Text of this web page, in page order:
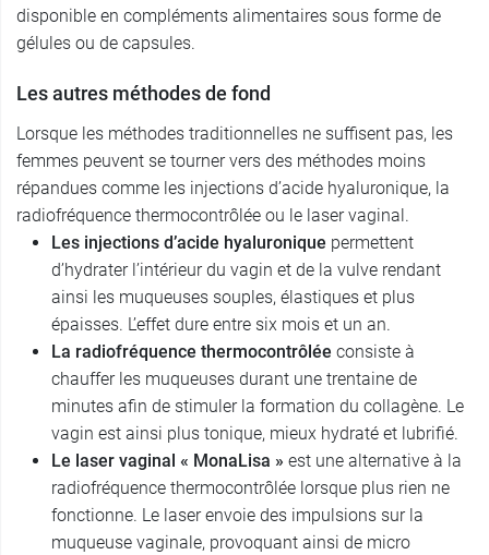
disponible en compléments alimentaires sous forme de
gélules ou de capsules.
Les autres méthodes de fond
Lorsque les méthodes traditionnelles ne suffisent pas, les
femmes peuvent se tourner vers des méthodes moins
répandues comme les injections d’acide hyaluronique, la
radiofréquence thermocontrôlée ou le laser vaginal.
Les injections d’acide hyaluronique permettent
d’hydrater l’intérieur du vagin et de la vulve rendant
ainsi les muqueuses souples, élastiques et plus
épaisses. L’effet dure entre six mois et un an.
La radiofréquence thermocontrôlée consiste à
chauffer les muqueuses durant une trentaine de
minutes afin de stimuler la formation du collagène. Le
vagin est ainsi plus tonique, mieux hydraté et lubrifié.
Le laser vaginal « MonaLisa » est une alternative à la
radiofréquence thermocontrôlée lorsque plus rien ne
fonctionne. Le laser envoie des impulsions sur la
muqueuse vaginale, provoquant ainsi de micro